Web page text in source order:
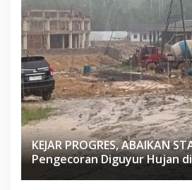
KEJAR PROGRES, ABAIKAN
Pengecoran Diguyur Hujan
Miliar Sukma Nias,